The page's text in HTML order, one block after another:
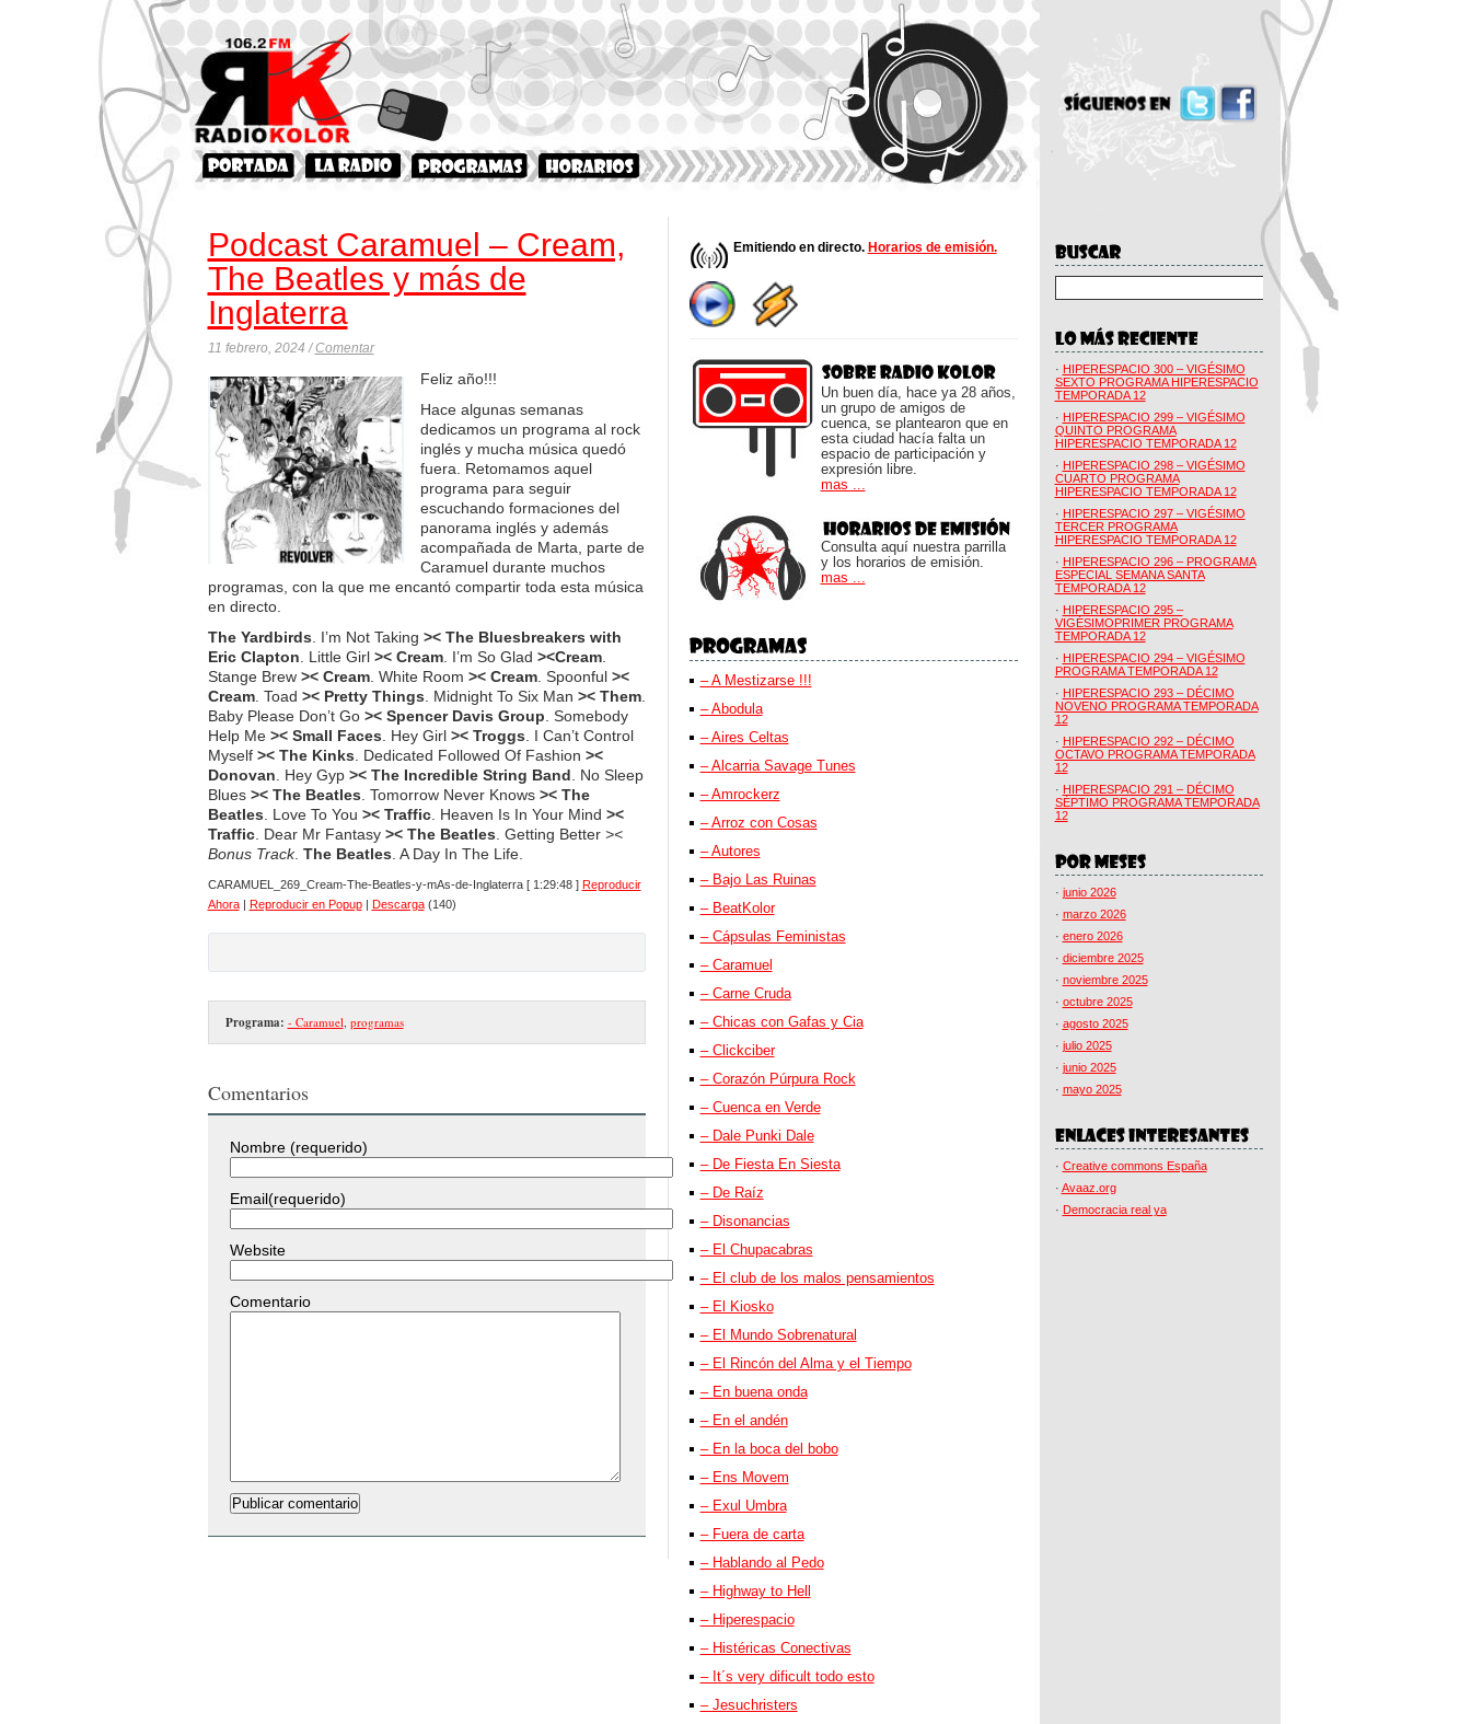
Podcast Caramuel – Cream,
The Beatles y más de
Inglaterra
11 febrero, 2024 /Comentar
Feliz año!!!
Hace algunas semanas
dedicamos un programa al rock
inglés y mucha música quedó
fuera. Retomamos aquel
programa para seguir
escuchando formaciones del
panorama inglés y además
acompañada de Marta, parte de
Caramuel durante muchos
programas, con la que me encantó compartir toda esta música
en directo.
The Yardbirds . I’m Not Taking >< The Bluesbreakers with
Eric Clapton . Little Girl >< Cream. I’m So Glad ><Cream.
Stange Brew >< Cream. White Room >< Cream. Spoonful ><
Cream. Toad >< Pretty Things . Midnight To Six Man >< Them.
Baby Please Don’t Go >< Spencer Davis Group . Somebody
Help Me >< Small Faces . Hey Girl >< Troggs . I Can’t Control
Myself >< The Kinks . Dedicated Followed Of Fashion ><
Donovan . Hey Gyp >< The Incredible String Band . No Sleep
Blues >< The Beatles . Tomorrow Never Knows >< The
Beatles . Love To You >< Traffic. Heaven Is In Your Mind ><
Traffic. Dear Mr Fantasy >< The Beatles . Getting Better ><
Bonus Track. The Beatles . A Day In The Life.
CARAMUEL_269_Cream-The-Beatles-y-mAs-de-Inglaterra [ 1:29:48 ] Reproducir
Ahora| Reproducir en Popup| Descarga(140)
Programa: - Caramuel, programas
Comentarios
Nombre (requerido)
Email(requerido)
Website
Comentario
Emitiendo en directo. Horarios de emisión.
Un buen día, hace ya 28 años,
un grupo de amigos de
cuenca, se plantearon que en
esta ciudad hacía falta un
espacio de participación y
expresión libre.
mas ...
Consulta aquí nuestra parrilla
y los horarios de emisión.
mas ...
– A Mestizarse !!!
– Abodula
– Aires Celtas
– Alcarria Savage Tunes
– Amrockerz
– Arroz con Cosas
– Autores
– Bajo Las Ruinas
– BeatKolor
– Cápsulas Feministas
– Caramuel
– Carne Cruda
– Chicas con Gafas y Cia
– Clickciber
– Corazón Púrpura Rock
– Cuenca en Verde
– Dale Punki Dale
– De Fiesta En Siesta
– De Raíz
– Disonancias
– El Chupacabras
– El club de los malos pensamientos
– El Kiosko
– El Mundo Sobrenatural
– El Rincón del Alma y el Tiempo
– En buena onda
– En el andén
– En la boca del bobo
– Ens Movem
– Exul Umbra
– Fuera de carta
– Hablando al Pedo
– Highway to Hell
– Hiperespacio
– Histéricas Conectivas
– It´s very dificult todo esto
– Jesuchristers
· HIPERESPACIO 300 – VIGÉSIMO
SEXTO PROGRAMA HIPERESPACIO
TEMPORADA 12
· HIPERESPACIO 299 – VIGÉSIMO
QUINTO PROGRAMA
HIPERESPACIO TEMPORADA 12
· HIPERESPACIO 298 – VIGÉSIMO
CUARTO PROGRAMA
HIPERESPACIO TEMPORADA 12
· HIPERESPACIO 297 – VIGÉSIMO
TERCER PROGRAMA
HIPERESPACIO TEMPORADA 12
· HIPERESPACIO 296 – PROGRAMA
ESPECIAL SEMANA SANTA
TEMPORADA 12
· HIPERESPACIO 295 –
VIGÉSIMOPRIMER PROGRAMA
TEMPORADA 12
· HIPERESPACIO 294 – VIGÉSIMO
PROGRAMA TEMPORADA 12
· HIPERESPACIO 293 – DÉCIMO
NOVENO PROGRAMA TEMPORADA
12
· HIPERESPACIO 292 – DÉCIMO
OCTAVO PROGRAMA TEMPORADA
12
· HIPERESPACIO 291 – DÉCIMO
SÉPTIMO PROGRAMA TEMPORADA
12
· junio 2026
· marzo 2026
· enero 2026
· diciembre 2025
· noviembre 2025
· octubre 2025
· agosto 2025
· julio 2025
· junio 2025
· mayo 2025
· Creative commons España
· Avaaz.org
· Democracia real ya